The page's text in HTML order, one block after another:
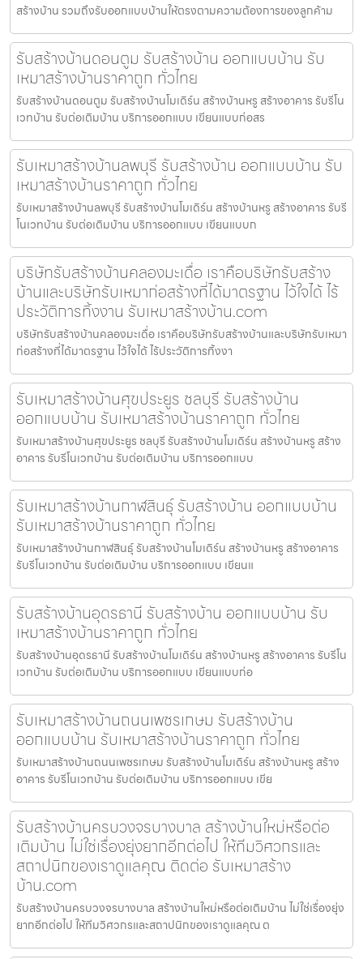
สร้างบ้าน รวมถึงรับออกแบบบ้านให้ตรงตามความต้องการของลูกค้าม
รับสร้างบ้านดอนตูม รับสร้างบ้าน ออกแบบบ้าน รับ
เหมาสร้างบ้านราคาถูก ทั่วไทย
รับสร้างบ้านดอนตูม รับสร้างบ้านโมเดิร์น สร้างบ้านหรู สร้างอาคาร รับรีโน
เวทบ้าน รับต่อเติมบ้าน บริการออกแบบ เขียนแบบก่อสร
รับเหมาสร้างบ้านลพบุรี รับสร้างบ้าน ออกแบบบ้าน รับ
เหมาสร้างบ้านราคาถูก ทั่วไทย
รับเหมาสร้างบ้านลพบุรี รับสร้างบ้านโมเดิร์น สร้างบ้านหรู สร้างอาคาร รับรี
โนเวทบ้าน รับต่อเติมบ้าน บริการออกแบบ เขียนแบบก
บริษัทรับสร้างบ้านคลองมะเดื่อ เราคือบริษัทรับสร้าง
บ้านและบริษัทรับเหมาก่อสร้างที่ได้มาตรฐาน ไว้ใจได้ ไร้
ประวัติการทิ้งงาน รับเหมาสร้างบ้าน.com
บริษัทรับสร้างบ้านคลองมะเดื่อ เราคือบริษัทรับสร้างบ้านและบริษัทรับเหมา
ก่อสร้างที่ได้มาตรฐาน ไว้ใจได้ ไร้ประวัติการทิ้งงา
รับเหมาสร้างบ้านศุขประยูร ชลบุรี รับสร้างบ้าน
ออกแบบบ้าน รับเหมาสร้างบ้านราคาถูก ทั่วไทย
รับเหมาสร้างบ้านศุขประยูร ชลบุรี รับสร้างบ้านโมเดิร์น สร้างบ้านหรู สร้าง
อาคาร รับรีโนเวทบ้าน รับต่อเติมบ้าน บริการออกแบบ
รับเหมาสร้างบ้านกาฬสินธุ์ รับสร้างบ้าน ออกแบบบ้าน
รับเหมาสร้างบ้านราคาถูก ทั่วไทย
รับเหมาสร้างบ้านกาฬสินธุ์ รับสร้างบ้านโมเดิร์น สร้างบ้านหรู สร้างอาคาร
รับรีโนเวทบ้าน รับต่อเติมบ้าน บริการออกแบบ เขียนแ
รับสร้างบ้านอุดรธานี รับสร้างบ้าน ออกแบบบ้าน รับ
เหมาสร้างบ้านราคาถูก ทั่วไทย
รับสร้างบ้านอุดรธานี รับสร้างบ้านโมเดิร์น สร้างบ้านหรู สร้างอาคาร รับรีโน
เวทบ้าน รับต่อเติมบ้าน บริการออกแบบ เขียนแบบก่อ
รับเหมาสร้างบ้านถนนเพชรเกษม รับสร้างบ้าน
ออกแบบบ้าน รับเหมาสร้างบ้านราคาถูก ทั่วไทย
รับเหมาสร้างบ้านถนนเพชรเกษม รับสร้างบ้านโมเดิร์น สร้างบ้านหรู สร้าง
อาคาร รับรีโนเวทบ้าน รับต่อเติมบ้าน บริการออกแบบ เขีย
รับสร้างบ้านครบวงจรบางบาล สร้างบ้านใหม่หรือต่อ
เติมบ้าน ไม่ใช่เรื่องยุ่งยากอีกต่อไป ให้ทีมวิศวกรและ
สถาปนิกของเราดูแลคุณ ติดต่อ รับเหมาสร้าง
บ้าน.com
รับสร้างบ้านครบวงจรบางบาล สร้างบ้านใหม่หรือต่อเติมบ้าน ไม่ใช่เรื่องยุ่ง
ยากอีกต่อไป ให้ทีมวิศวกรและสถาปนิกของเราดูแลคุณ ต